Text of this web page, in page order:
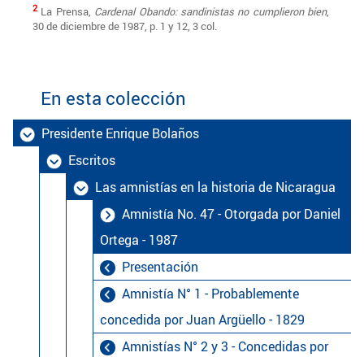
2La Prensa, Cardenal Obando: sandinistas no cumplieron bien,
30 de diciembre de 1987, p. 1 y 12, 3 col.
En esta colección
Presidente Enrique Bolaños
Escritos
Las amnistías en la historia de Nicaragua
Presentación
Amnistía N° 1 - Probablemente
concedida por Juan Argüello - 1829
Amnistías N° 2 y 3 - Concedidas por
Amnistía No. 47 - Otorgada por Daniel
Ortega - 1987